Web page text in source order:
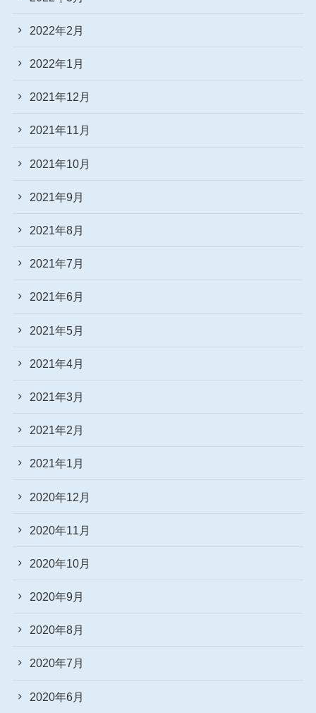
2022年2月
2022年1月
2021年12月
2021年11月
2021年10月
2021年9月
2021年8月
2021年7月
2021年6月
2021年5月
2021年4月
2021年3月
2021年2月
2021年1月
2020年12月
2020年11月
2020年10月
2020年9月
2020年8月
2020年7月
2020年6月